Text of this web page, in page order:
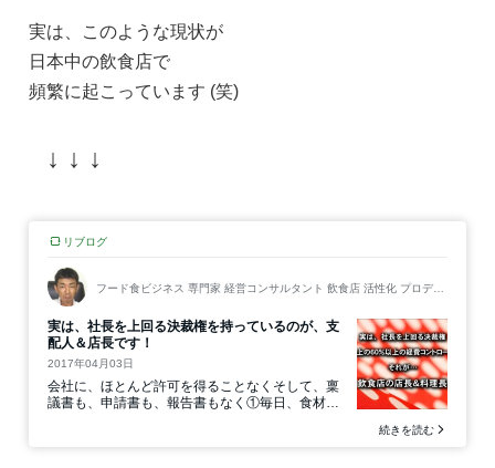
実は、このような現状が
日本中の飲食店で
頻繁に起こっています (笑)
↓ ↓ ↓